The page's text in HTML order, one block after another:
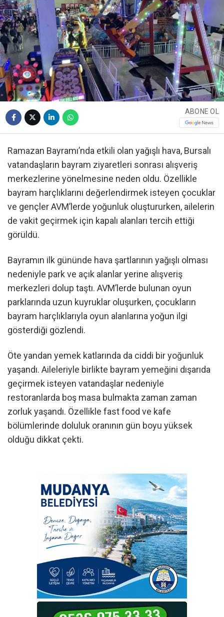
ABONE OL
Ramazan Bayramı’nda etkili olan yağışlı hava, Bursalı
vatandaşların bayram ziyaretleri sonrası alışveriş
merkezlerine yönelmesine neden oldu. Özellikle
bayram harçlıklarını değerlendirmek isteyen çocuklar
ve gençler AVM’lerde yoğunluk oluştururken, ailelerin
de vakit geçirmek için kapalı alanları tercih ettiği
görüldü.
Bayramın ilk gününde hava şartlarının yağışlı olması
nedeniyle park ve açık alanlar yerine alışveriş
merkezleri dolup taştı. AVM’lerde bulunan oyun
parklarında uzun kuyruklar oluşurken, çocukların
bayram harçlıklarıyla oyun alanlarına yoğun ilgi
gösterdiği gözlendi.
Öte yandan yemek katlarında da ciddi bir yoğunluk
yaşandı. Aileleriyle birlikte bayram yemeğini dışarıda
geçirmek isteyen vatandaşlar nedeniyle
restoranlarda boş masa bulmakta zaman zaman
zorluk yaşandı. Özellikle fast food ve kafe
bölümlerinde doluluk oranının gün boyu yüksek
olduğu dikkat çekti.